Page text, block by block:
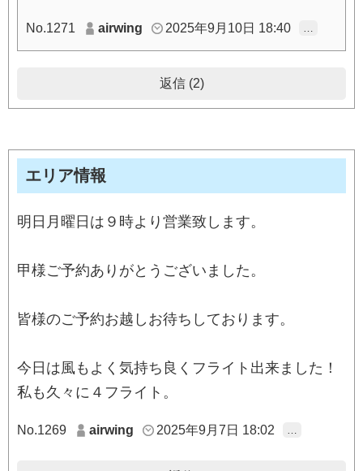
No.1271 airwing 2025年9月10日 18:40 …
返信 (2)
エリア情報
明日月曜日は９時より営業致します。
甲様ご予約ありがとうございました。
皆様のご予約お越しお待ちしております。
今日は風もよく気持ち良くフライト出来ました！
私も久々に４フライト。
No.1269 airwing 2025年9月7日 18:02 …